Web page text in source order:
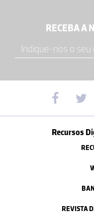
RECEBA A
Recursos
REVISTA